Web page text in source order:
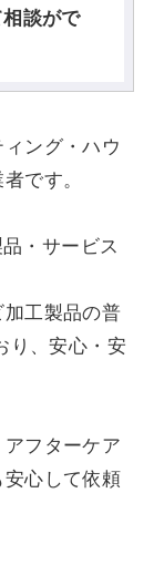
談がで
ング・ハウ
です。
・サービス
加工製品の普
り、安心・安
フターケア
安心して依頼